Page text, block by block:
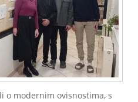
o modernim ovisnostima, s